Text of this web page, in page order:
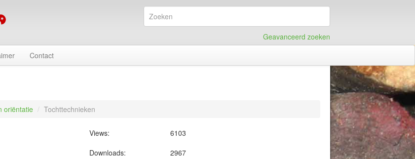
Geavanceerd zoeken
Contact
oriëntatie / Tochttechnieken
Views:
6103
Downloads:
2967